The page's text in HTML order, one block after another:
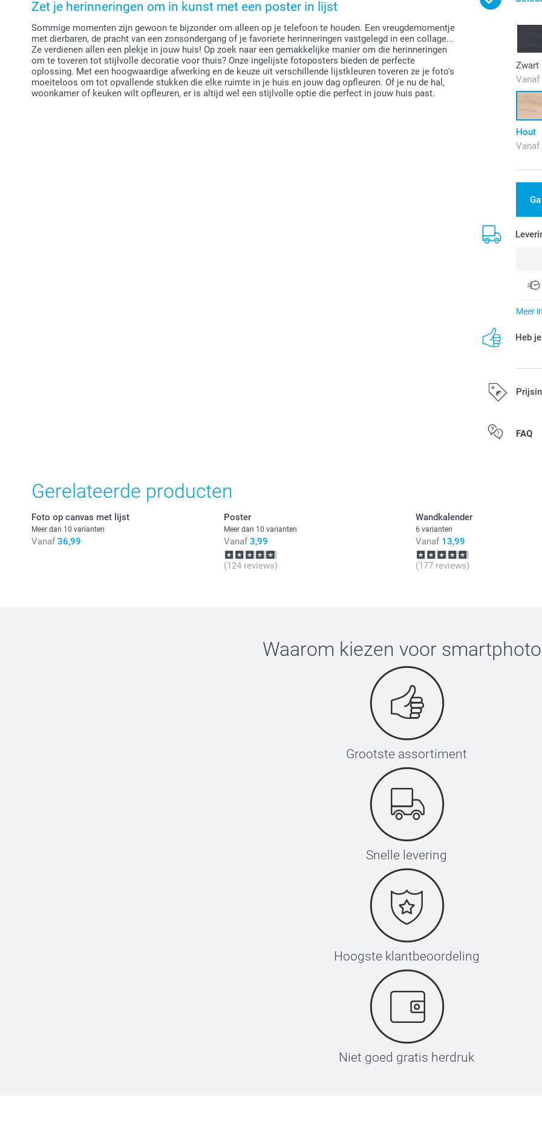
Zet je herinneringen om in kunst met een poster in lijst
Sommige momenten zijn gewoon te bijzonder om alleen op je telefoon te houden. Een vreugdemomentje
met dierbaren, de pracht van een zonsondergang of je favoriete herinneringen vastgelegd in een collage...
Ze verdienen allen een plekje in jouw huis! Op zoek naar een gemakkelijke manier om die herinneringen
om te toveren tot stijlvolle decoratie voor thuis? Onze ingelijste fotoposters bieden de perfecte
oplossing. Met een hoogwaardige afwerking en de keuze uit verschillende lijstkleuren toveren ze je foto's
moeiteloos om tot opvallende stukken die elke ruimte in je huis en jouw dag opfleuren. Of je nu de hal,
woonkamer of keuken wilt opfleuren, er is altijd wel een stijlvolle optie die perfect in jouw huis past.
Zwart
Vanaf
Hout
Vanaf
Meer
Heb
Alle prijzen
FAQ
Gerelateerde producten
Foto op canvas met lijst
Meer dan 10 varianten
Vanaf 36,99
Poster
Meer dan 10 varianten
Vanaf 3,99
(124 reviews)
Wandkalender
6 varianten
Vanaf 13,99
(177 reviews)
Waarom kiezen voor smartphoto
Grootste assortiment
Snelle levering
Hoogste klantbeoordeling
Niet goed gratis herdruk